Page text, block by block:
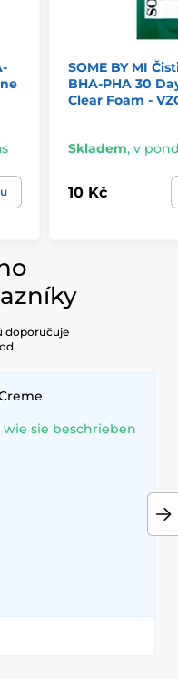
SOME BY MI
BHA-PHA 30
Clear Foam -
Skladem, v
10 Kč
doporučuje
wie sie beschrieben